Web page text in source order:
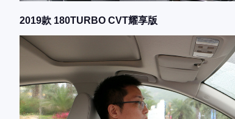
2019款 180TURBO CVT耀享版